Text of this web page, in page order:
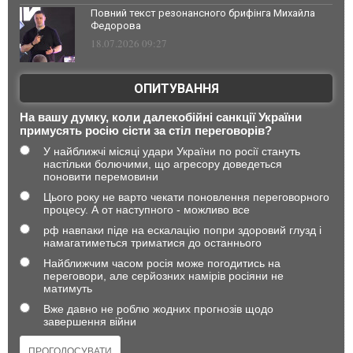
Повний текст резонансного брифінга Михайла
Федорова
18.07.2026 09:27
ОПИТУВАННЯ
На вашу думку, коли далекобійні санкції України
примусять росію сісти за стіл переговорів?
У найближчі місяці удари України по росії стануть
настільки болючими, що агресору доведеться
поновити перемовини
Цього року не варто чекати поновлення переговорного
процесу. А от наступного - можливо все
рф навпаки піде на ескалацію попри здоровий глузд і
намагатиметься триматися до останнього
Найближчим часом росія може погодитись на
переговори, але серйозних намірів росіяни не
матимуть
Вже давно не роблю жодних прогнозів щодо
завершення війни